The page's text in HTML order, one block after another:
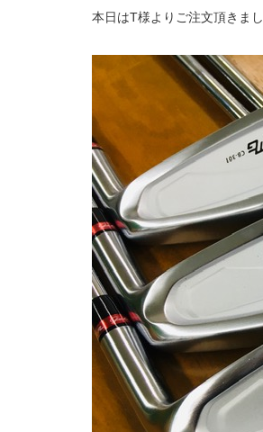
本日はT様よりご注文頂きま